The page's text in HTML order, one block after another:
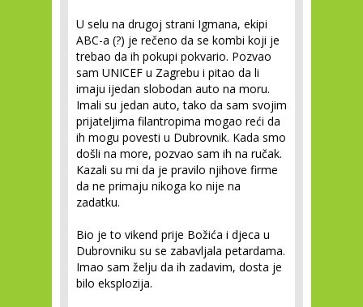
U selu na drugoj strani Igmana, ekipi
ABC-a (?) je rečeno da se kombi koji je
trebao da ih pokupi pokvario. Pozvao
sam UNICEF u Zagrebu i pitao da li
imaju ijedan slobodan auto na moru.
Imali su jedan auto, tako da sam svojim
prijateljima filantropima mogao reći da
ih mogu povesti u Dubrovnik. Kada smo
došli na more, pozvao sam ih na ručak.
Kazali su mi da je pravilo njihove firme
da ne primaju nikoga ko nije na
zadatku.
Bio je to vikend prije Božića i djeca u
Dubrovniku su se zabavljala petardama.
Imao sam želju da ih zadavim, dosta je
bilo eksplozija.